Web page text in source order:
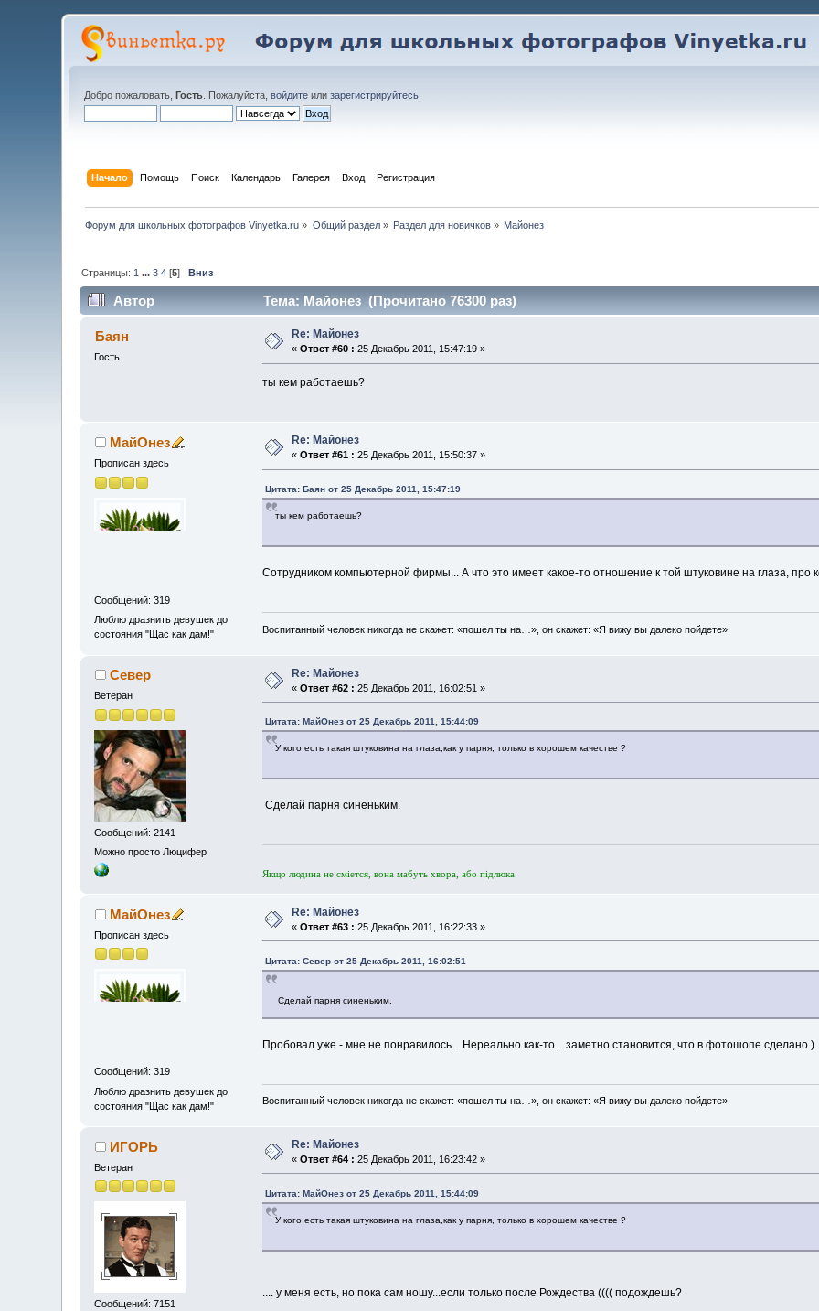
Добро пожаловать,Гость . Пожалуйста,войдите илизарегистрируйтесь
Начало Помощь Поиск Календарь Галерея Вход Регистрация
Форум для школьных фотографов Vinyetka.ru » Общий раздел» Раздел для новичков » Майонез
Страницы: 1 ...3 4 [5]Вниз
Автор Тема: Майонез (Прочитано 76300 раз)
Баян
Гость
Re: Майонез
«Ответ #60 : 25 Декабрь 2011, 15:47:19 »
ты кем работаешь?
МайОнез
Прописан здесь
Сообщений: 319
Люблю дразнить девушек до
состояния "Щас как дам!"
Re: Майонез
«Ответ #61 : 25 Декабрь 2011, 15:50:37 »
Цитата: Баян от 25 Декабрь 2011, 15:47:19
ты кем работаешь?
Сотрудником компьютерной фирмы... А что это имеет какое-то отношение к той штуковине на глаза, про
Воспитанный человек никогда не скажет: «пошел ты на…», он скажет: «Я вижу вы далеко пойдете»
Север
Ветеран
Сообщений: 2141
Можно просто Люцифер
Re: Майонез
«Ответ #62 : 25 Декабрь 2011, 16:02:51 »
Цитата: МайОнез от 25 Декабрь 2011, 15:44:09
У кого есть такая штуковина на глаза,как у парня, только в хорошем качестве ?
Сделай парня синеньким.
Якщо людина не смiется, вона мабуть хвора, або пiдлюка.
МайОнез
Прописан здесь
Сообщений: 319
Люблю дразнить девушек до
состояния "Щас как дам!"
Re: Майонез
«Ответ #63 : 25 Декабрь 2011, 16:22:33 »
Цитата: Север от 25 Декабрь 2011, 16:02:51
Сделай парня синеньким.
Пробовал уже - мне не понравилось... Нереально как-то... заметно становится, что в фотошопе сделано )
Воспитанный человек никогда не скажет: «пошел ты на…», он скажет: «Я вижу вы далеко пойдете»
ИГОРЬ
Ветеран
Сообщений: 7151
Re: Майонез
«Ответ #64 : 25 Декабрь 2011, 16:23:42 »
Цитата: МайОнез от 25 Декабрь 2011, 15:44:09
У кого есть такая штуковина на глаза,как у парня, только в хорошем качестве ?
.... у меня есть, но пока сам ношу...если только после Рождества (((( подождешь?